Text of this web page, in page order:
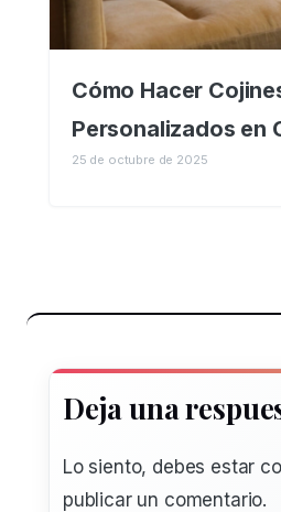
Cómo Hacer
Personalizados en
25 de octubre de 2025
Deja una
Lo siento, debes estar
publicar un comentario.